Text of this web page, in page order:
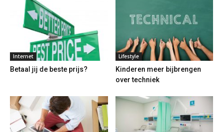
Internet
Betaal jij de beste prijs?
Lifestyle
Kinderen meer bijbrengen
over techniek